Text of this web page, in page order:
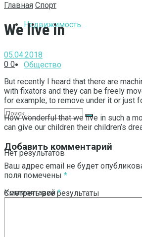
Недвижимость
Общество
Нет результатов
Смотреть все результаты
Главная Спорт
We live in
05.04.2018
0 0
But recently I heard that there are
with fixators and they can be freely
for example, to remove under it or just
How wonderful that we live in such a
can give our children their children’s
Добавить комментарий
Ваш адрес email не будет
поля помечены *
Комментарий*